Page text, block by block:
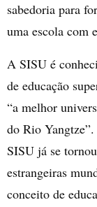
sabedoria para
uma escola com
A SISU é
de educação
“a melhor
do Rio
SISU já se
estrangeiras
conceito de